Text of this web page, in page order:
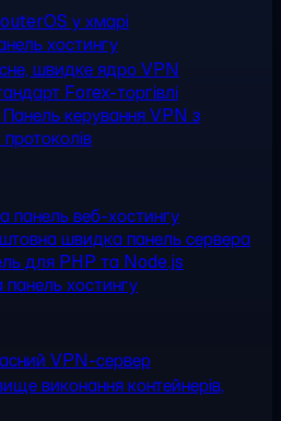
у хмарі
хостингу
швидке ядро VPN
Forex-торгівлі
Панель керування VPN з
панель веб-хостингу
швидка панель сервера
для PHP та Node.js
хостингу
VPN-сервер
виконання контейнерів,